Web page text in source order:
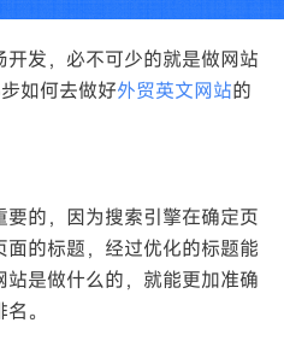
发，必不可少的就是做网站
如何去做好外贸英文网站的
的，因为搜索引擎在确定页
的标题，经过优化的标题能
是做什么的，就能更加准确
。